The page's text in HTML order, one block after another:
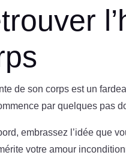
de son corps est un
par quelques pas
embrassez l’idée que
votre amour